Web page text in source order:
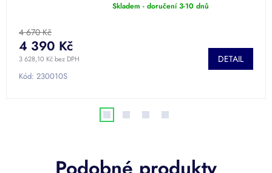
produktu
je
4,0
z
5
Skladem - doručení 3-10 dnů
4 670 Kč
3 628,10 Kč bez DPH
4 390 Kč
DETAIL
Kód: 230010S